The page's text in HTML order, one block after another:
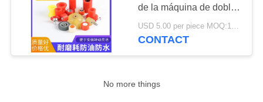
PRIVACY
calefacción
de la máquina de doble
punta de vidrio
USD 5.00 per piece MOQ:100 piezas
CONTACT
No more things